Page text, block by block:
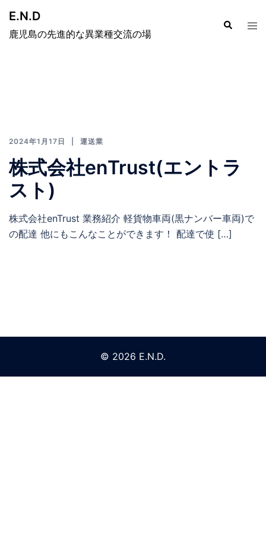
E.N.D
鹿児島の先進的な異業種交流の場
2024年1月17日 運送業
株式会社enTrust(エントラ
スト)
株式会社enTrust 業務紹介 軽貨物車両(黒ナンバー車両)で
の配達 他にもこんなことができます！ 配達で使 […]
© 2026 E.N.D.